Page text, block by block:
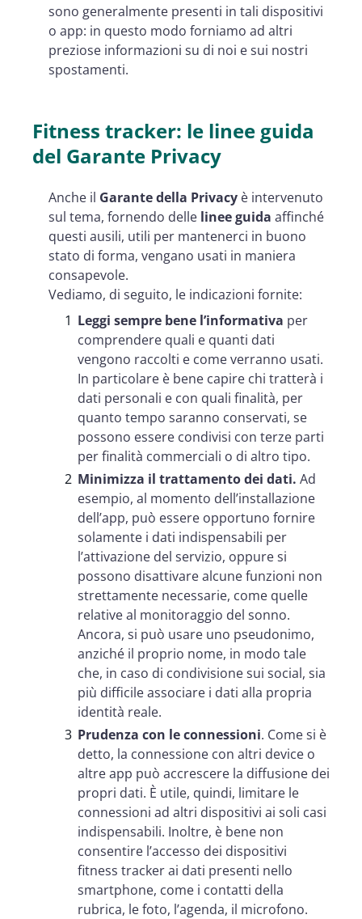
sono generalmente presenti in tali dispositivi
o app: in questo modo forniamo ad altri
preziose informazioni su di noi e sui nostri
spostamenti.
Fitness tracker: le linee guida
del Garante Privacy
Anche il Garante della Privacy è intervenuto
sul tema, fornendo delle linee guida affinché
questi ausili, utili per mantenerci in buono
stato di forma, vengano usati in maniera
consapevole.
Vediamo, di seguito, le indicazioni fornite:
Leggi sempre bene l’informativa per
comprendere quali e quanti dati
vengono raccolti e come verranno usati.
In particolare è bene capire chi tratterà i
dati personali e con quali finalità, per
quanto tempo saranno conservati, se
possono essere condivisi con terze parti
per finalità commerciali o di altro tipo.
Minimizza il trattamento dei dati. Ad
esempio, al momento dell’installazione
dell’app, può essere opportuno fornire
solamente i dati indispensabili per
l’attivazione del servizio, oppure si
possono disattivare alcune funzioni non
strettamente necessarie, come quelle
relative al monitoraggio del sonno.
Ancora, si può usare uno pseudonimo,
anziché il proprio nome, in modo tale
che, in caso di condivisione sui social, sia
più difficile associare i dati alla propria
identità reale.
Prudenza con le connessioni. Come si è
detto, la connessione con altri device o
altre app può accrescere la diffusione dei
propri dati. È utile, quindi, limitare le
connessioni ad altri dispositivi ai soli casi
indispensabili. Inoltre, è bene non
consentire l’accesso dei dispositivi
fitness tracker ai dati presenti nello
smartphone, come i contatti della
rubrica, le foto, l’agenda, il microfono.